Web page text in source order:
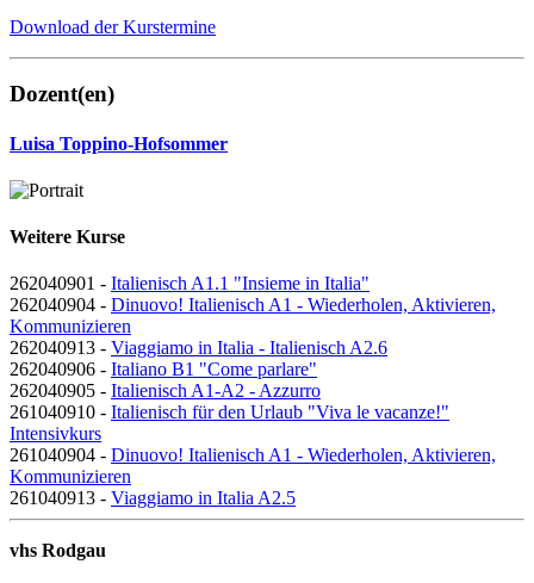
Download der Kurstermine
Dozent(en)
Luisa Toppino-Hofsommer
Weitere Kurse
262040901 - Italienisch A1.1 "Insieme in Italia"
262040904 - Dinuovo! Italienisch A1 - Wiederholen, Aktivieren,
Kommunizieren
262040913 - Viaggiamo in Italia - Italienisch A2.6
262040906 - Italiano B1 "Come parlare"
262040905 - Italienisch A1-A2 - Azzurro
261040910 - Italienisch für den Urlaub "Viva le vacanze!"
Intensivkurs
261040904 - Dinuovo! Italienisch A1 - Wiederholen, Aktivieren,
Kommunizieren
261040913 - Viaggiamo in Italia A2.5
vhs Rodgau